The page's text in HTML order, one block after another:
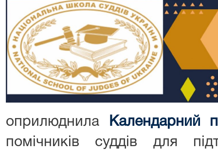
оприлюднила
Календарний
помічників суддів для